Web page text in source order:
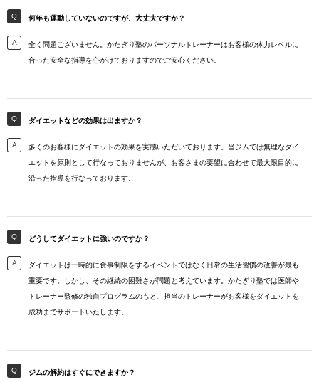
何年も運動していないのですが、大丈夫ですか？
全く問題ございません。かたぎり塾のパーソナルトレーナーはお客様の体力レベルに
合った安全な指導を心がけておりますのでご安心ください。
ダイエットなどの効果は出ますか？
多くのお客様にダイエットの効果を実感いただいております。当ジムでは無理なダイ
エットを原則として行なっておりませんが、お客さまの要望に合わせて最大限目的に
沿った指導を行なっております。
どうしてダイエットに強いのですか？
ダイエットは一時的に食事制限をするイベントではなく日常の生活習慣の改善が最も
重要です。しかし、その継続の困難さが問題と考えています。かたぎり塾では医師や
トレーナー監修の独自プログラムのもと、担当のトレーナーがお客様をダイエットを
成功までサポートいたします。
ジムの解約はすぐにできますか？